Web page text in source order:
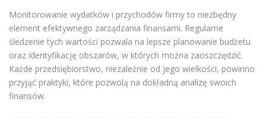
Monitorowanie wydatków i przychodów firmy to niezbędny
element efektywnego zarządzania finansami. Regularne
śledzenie tych wartości pozwala na lepsze planowanie budżetu
oraz identyfikację obszarów, w których można zaoszczędzić.
Każde przedsiębiorstwo, niezależnie od jego wielkości, powinno
przyjąć praktyki, które pozwolą na dokładną analizę swoich
finansów.